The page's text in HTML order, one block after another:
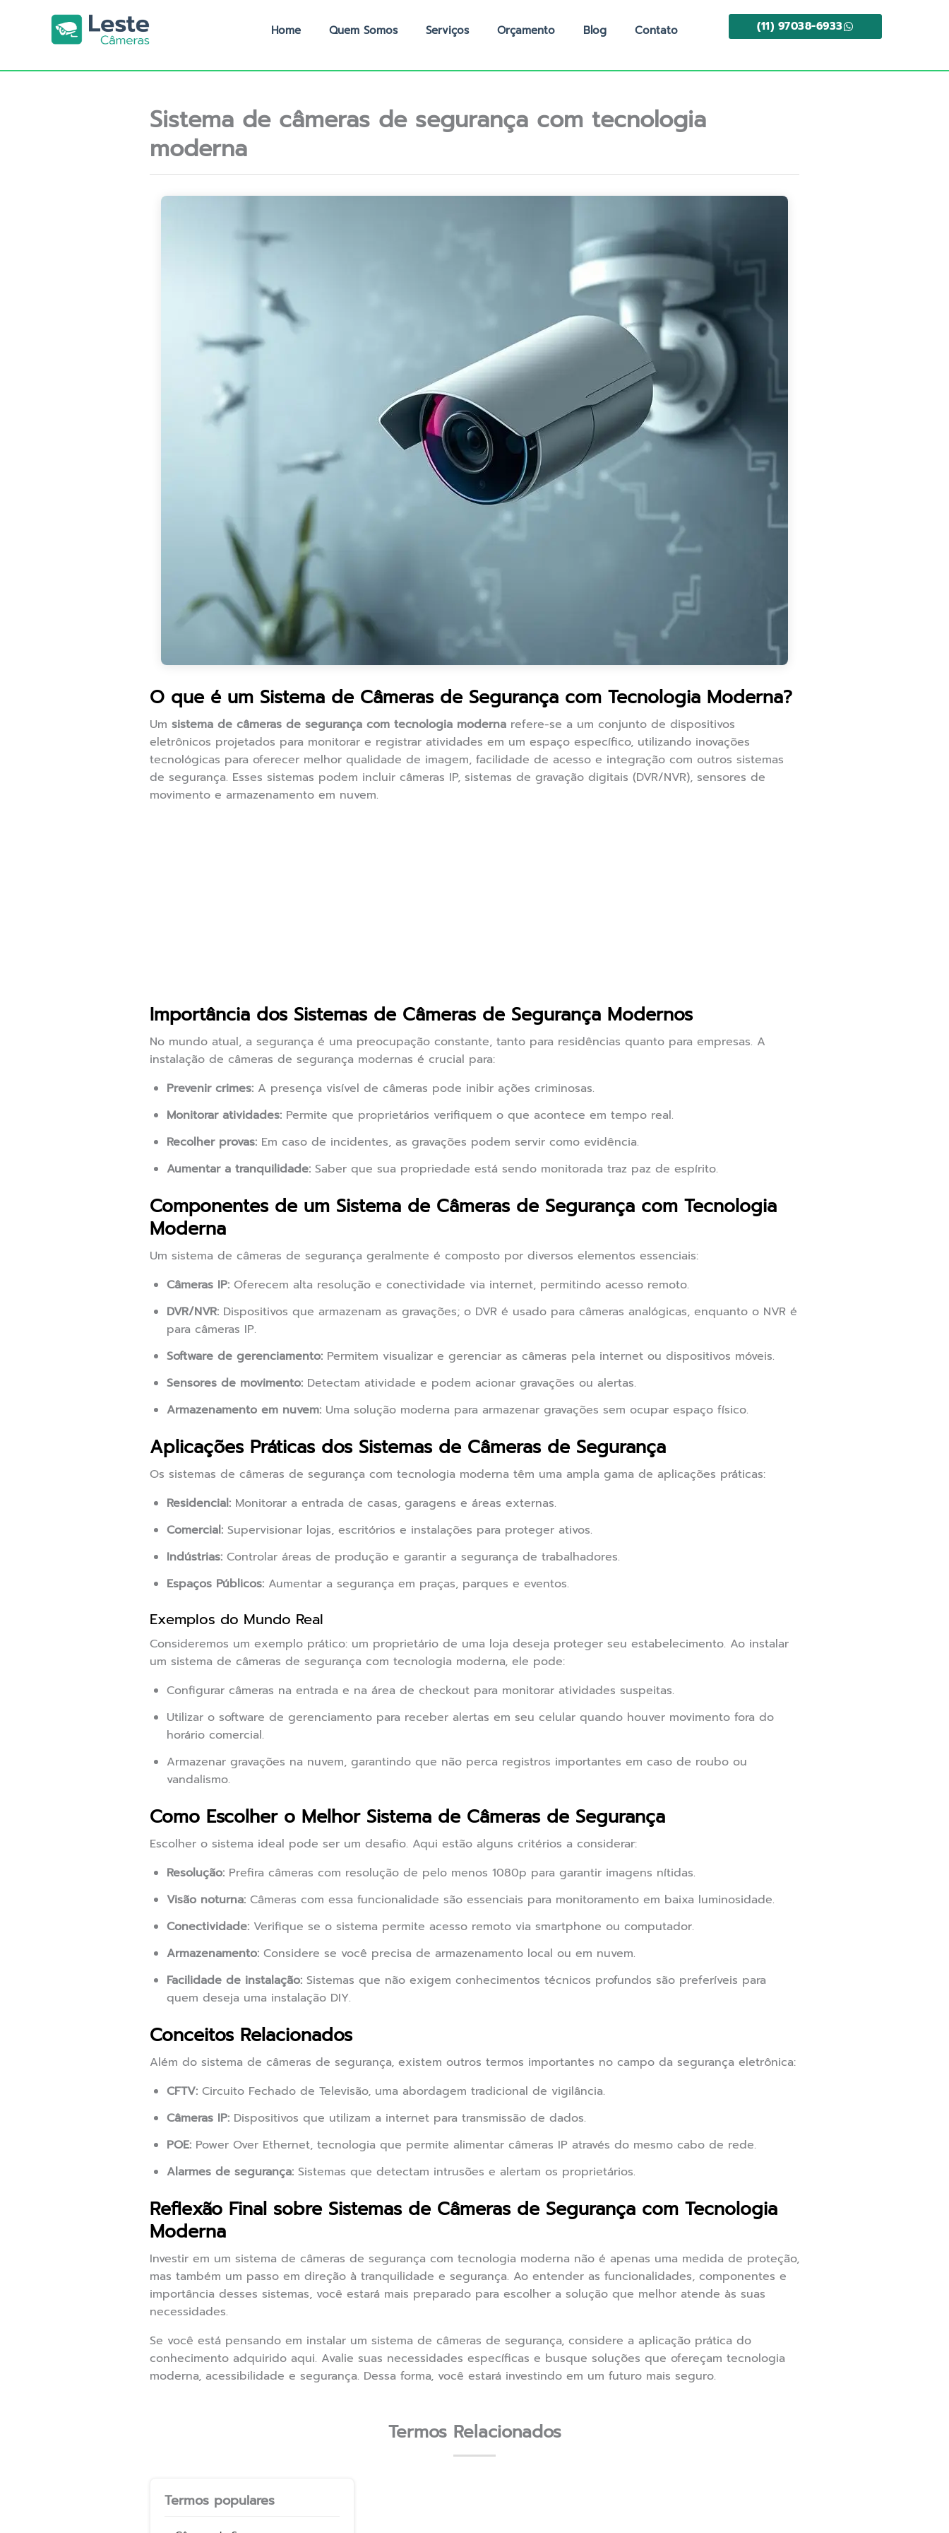
Home Quem Somos Serviços Orçamento Blog Contato (11) 97038-6933
Sistema de câmeras de segurança com tecnologia
moderna
O que é um Sistema de Câmeras de Segurança com Tecnologia Moderna?
Um sistema de câmeras de segurança com tecnologia moderna refere-se a um conjunto de dispositivos
eletrônicos projetados para monitorar e registrar atividades em um espaço específico, utilizando inovações
tecnológicas para oferecer melhor qualidade de imagem, facilidade de acesso e integração com outros sistemas
de segurança. Esses sistemas podem incluir câmeras IP, sistemas de gravação digitais (DVR/NVR), sensores de
movimento e armazenamento em nuvem.
Importância dos Sistemas de Câmeras de Segurança Modernos
No mundo atual, a segurança é uma preocupação constante, tanto para residências quanto para empresas. A
instalação de câmeras de segurança modernas é crucial para:
Prevenir crimes: A presença visível de câmeras pode inibir ações criminosas.
Monitorar atividades: Permite que proprietários verifiquem o que acontece em tempo real.
Recolher provas: Em caso de incidentes, as gravações podem servir como evidência.
Aumentar a tranquilidade: Saber que sua propriedade está sendo monitorada traz paz de espírito.
Componentes de um Sistema de Câmeras de Segurança com Tecnologia
Moderna
Um sistema de câmeras de segurança geralmente é composto por diversos elementos essenciais:
Câmeras IP: Oferecem alta resolução e conectividade via internet, permitindo acesso remoto.
DVR/NVR: Dispositivos que armazenam as gravações; o DVR é usado para câmeras analógicas, enquanto o NVR é
para câmeras IP.
Software de gerenciamento: Permitem visualizar e gerenciar as câmeras pela internet ou dispositivos móveis.
Sensores de movimento: Detectam atividade e podem acionar gravações ou alertas.
Armazenamento em nuvem: Uma solução moderna para armazenar gravações sem ocupar espaço físico.
Aplicações Práticas dos Sistemas de Câmeras de Segurança
Os sistemas de câmeras de segurança com tecnologia moderna têm uma ampla gama de aplicações práticas:
Residencial: Monitorar a entrada de casas, garagens e áreas externas.
Comercial: Supervisionar lojas, escritórios e instalações para proteger ativos.
Indústrias: Controlar áreas de produção e garantir a segurança de trabalhadores.
Espaços Públicos: Aumentar a segurança em praças, parques e eventos.
Exemplos do Mundo Real
Consideremos um exemplo prático: um proprietário de uma loja deseja proteger seu estabelecimento. Ao instalar
um sistema de câmeras de segurança com tecnologia moderna, ele pode:
Configurar câmeras na entrada e na área de checkout para monitorar atividades suspeitas.
Utilizar o software de gerenciamento para receber alertas em seu celular quando houver movimento fora do
horário comercial.
Armazenar gravações na nuvem, garantindo que não perca registros importantes em caso de roubo ou
vandalismo.
Como Escolher o Melhor Sistema de Câmeras de Segurança
Escolher o sistema ideal pode ser um desafio. Aqui estão alguns critérios a considerar:
Resolução: Prefira câmeras com resolução de pelo menos 1080p para garantir imagens nítidas.
Visão noturna: Câmeras com essa funcionalidade são essenciais para monitoramento em baixa luminosidade.
Conectividade: Verifique se o sistema permite acesso remoto via smartphone ou computador.
Armazenamento: Considere se você precisa de armazenamento local ou em nuvem.
Facilidade de instalação: Sistemas que não exigem conhecimentos técnicos profundos são preferíveis para
quem deseja uma instalação DIY.
Conceitos Relacionados
Além do sistema de câmeras de segurança, existem outros termos importantes no campo da segurança eletrônica:
CFTV: Circuito Fechado de Televisão, uma abordagem tradicional de vigilância.
Câmeras IP: Dispositivos que utilizam a internet para transmissão de dados.
POE: Power Over Ethernet, tecnologia que permite alimentar câmeras IP através do mesmo cabo de rede.
Alarmes de segurança: Sistemas que detectam intrusões e alertam os proprietários.
Reflexão Final sobre Sistemas de Câmeras de Segurança com Tecnologia
Moderna
Investir em um sistema de câmeras de segurança com tecnologia moderna não é apenas uma medida de proteção,
mas também um passo em direção à tranquilidade e segurança. Ao entender as funcionalidades, componentes e
importância desses sistemas, você estará mais preparado para escolher a solução que melhor atende às suas
necessidades.
Se você está pensando em instalar um sistema de câmeras de segurança, considere a aplicação prática do
conhecimento adquirido aqui. Avalie suas necessidades específicas e busque soluções que ofereçam tecnologia
moderna, acessibilidade e segurança. Dessa forma, você estará investindo em um futuro mais seguro.
Termos Relacionados
Termos populares